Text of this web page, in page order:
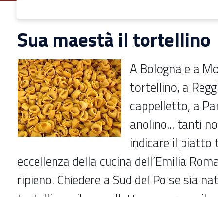
Sua maestà il tortellino
A Bologna e a
tortellino, a
cappelletto, a
anolino... tanti
indicare il piatto
eccellenza della cucina dell’Emilia
ripieno. Chiedere a Sud del Po se sia